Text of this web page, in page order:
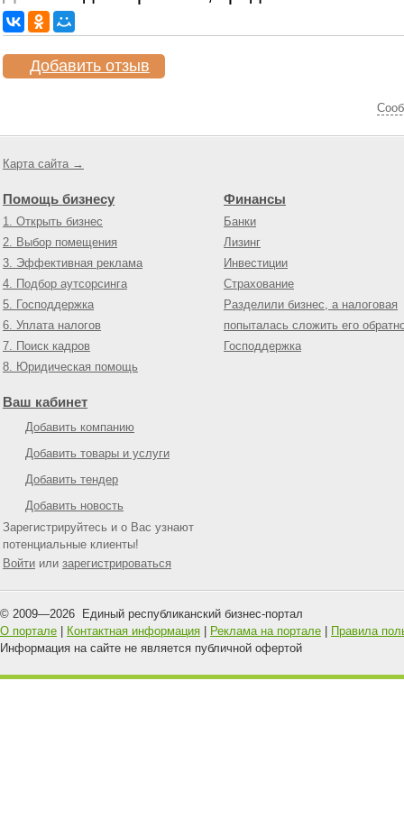
Добавить отзыв
Карта сайта →
Помощь бизнесу
1. Открыть бизнес
2. Выбор помещения
3. Эффективная реклама
4. Подбор аутсорсинга
5. Господдержка
6. Уплата налогов
7. Поиск кадров
8. Юридическая помощь
Финансы
Банки
Лизинг
Инвестиции
Страхование
Разделили бизнес, а налоговая
попыталась сложить его
Господдержка
Ваш кабинет
Добавить компанию
Добавить товары и услуги
Добавить тендер
Добавить новость
Зарегистрируйтесь и о Вас узнают
потенциальные клиенты!
Войти или зарегистрироваться
© 2009—2026 Единый республиканский бизнес-портал
О портале
Контактная информация Реклама на портале
Правила
Информация на сайте не является публичной офертой